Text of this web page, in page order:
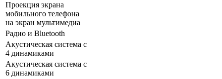
Проекция экрана
мобильного телефона
на экран мультимедиа
Радио и Bluetooth
Акустическая система с
4 динамиками
Акустическая система с
6 динамиками